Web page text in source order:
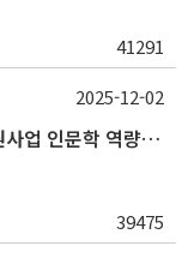
41291
(~12/5) 2025학년도 2학기 대학혁신지원사업 인문학 역량강화 국제학술대회 참가 경비 지원 안내(2차)
39475
2025-12-02